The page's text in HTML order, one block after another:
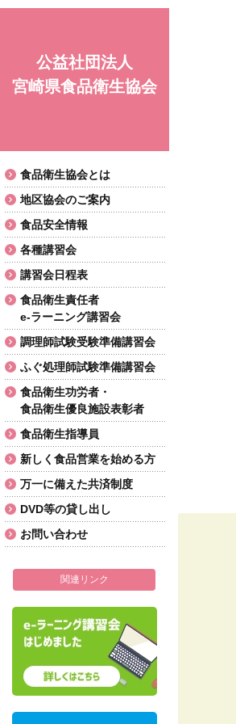
公益社団法人
宮崎県食品衛生協会
食品衛生協会とは
地区協会のご案内
食品安全情報
各種講習会
講習会日程表
食品衛生責任者
e-ラーニング講習会
調理師試験受験準備講習会
ふぐ処理師試験準備講習会
食品衛生功労者・
食品衛生優良施設表彰者
食品衛生指導員
新しく食品営業を始める方
万一に備えた共済制度
DVD等の貸し出し
お問い合わせ
関連リンク